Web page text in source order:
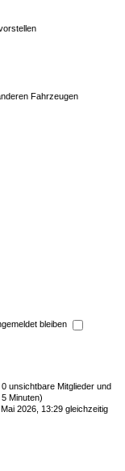
Fahrzeugen
bleiben
unsichtbare Mitglieder und
Minuten)
2026, 13:29 gleichzeitig